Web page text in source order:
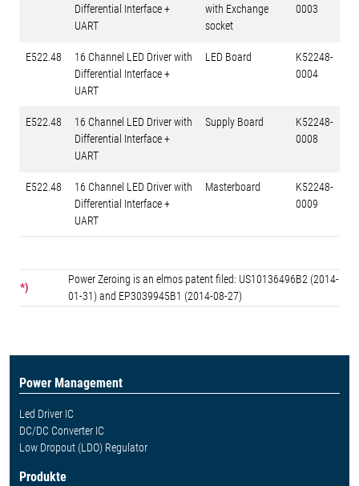
Differential Interface +
UART
with Exchange
socket
0003
E522.48
16 Channel LED Driver with
Differential Interface +
UART
LED Board
K52248-
0004
E522.48
16 Channel LED Driver with
Differential Interface +
UART
Supply Board
K52248-
0008
E522.48
16 Channel LED Driver with
Differential Interface +
UART
Masterboard
K52248-
0009
*)
Power Zeroing is an elmos patent filed: US10136496B2 (2014-
01-31) and EP3039945B1 (2014-08-27)
Power Management
Led Driver IC
DC/DC Converter IC
Low Dropout (LDO) Regulator
Produkte